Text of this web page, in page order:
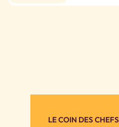
LE COIN DES CHEFS